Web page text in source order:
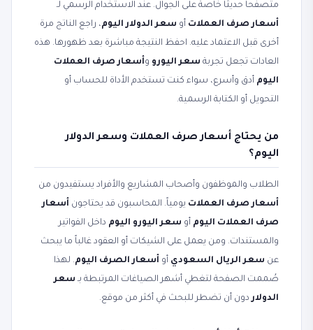
متصفحاً حديثاً خاصة على الجوال. عند الاستخدام الرسمي لـ
أسعار صرف العملات أو سعر الدولار اليوم، راجع الناتج مرة
أخرى قبل الاعتماد عليه. احفظ النتيجة مباشرة بعد ظهورها. هذه
العادات تجعل تجربة سعر اليورو وأسعار صرف العملات
اليوم أدق وأسرع، سواء كنت تستخدم الأداة للحساب أو
التحويل أو الكتابة الرسمية.
من يحتاج أسعار صرف العملات وسعر الدولار
اليوم؟
الطلاب والموظفون وأصحاب المشاريع والأفراد يستفيدون من
أسعار صرف العملات يومياً. المحاسبون قد يحتاجون أسعار
صرف العملات اليوم أو سعر اليورو اليوم داخل الفواتير
والمستندات. ومن يعمل على الشيكات أو العقود غالباً ما يبحث
عن سعر الريال السعودي أو أسعار الصرف اليوم. لهذا
صُممت الصفحة لتغطي أشهر الصياغات المرتبطة بـ سعر
الدولاردون أن تضطر للبحث في أكثر من موقع.